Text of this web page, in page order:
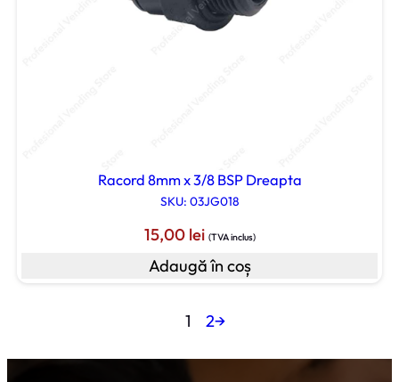
Racord 8mm x 3/8 BSP Dreapta
SKU: 03JG018
15,00 lei (TVA inclus)
Adaugă în coș
1 2→